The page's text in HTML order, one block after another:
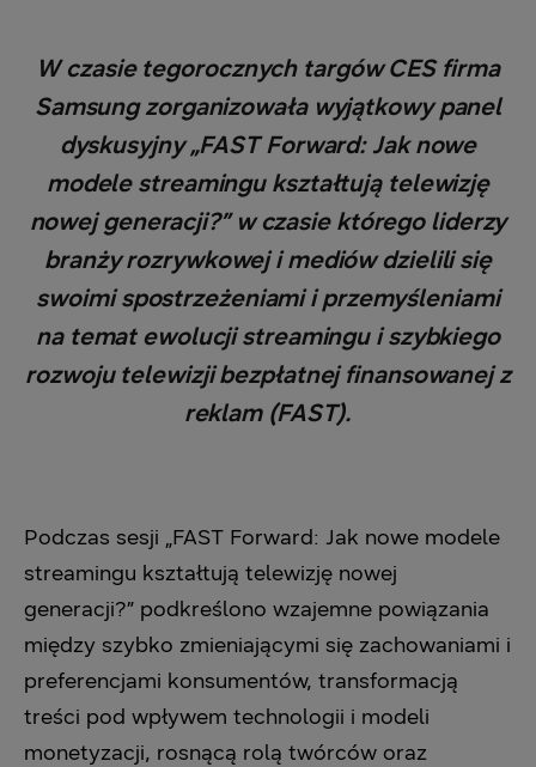
W czasie tegorocznych targów CES firma
Samsung zorganizowała wyjątkowy panel
dyskusyjny „FAST Forward: Jak nowe
modele streamingu kształtują telewizję
nowej generacji?” w czasie którego liderzy
branży rozrywkowej i mediów dzielili się
swoimi spostrzeżeniami i przemyśleniami
na temat ewolucji streamingu i szybkiego
rozwoju telewizji bezpłatnej finansowanej z
reklam (FAST).
Podczas sesji „FAST Forward: Jak nowe modele
streamingu kształtują telewizję nowej
generacji?” podkreślono wzajemne powiązania
między szybko zmieniającymi się zachowaniami i
preferencjami konsumentów, transformacją
treści pod wpływem technologii i modeli
monetyzacji, rosnącą rolą twórców oraz